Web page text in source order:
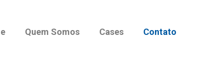
Quem Somos Cases Contato